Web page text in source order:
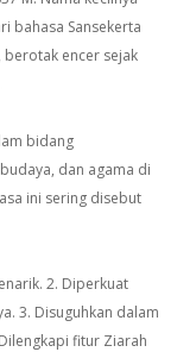
bahasa Sansekerta
berotak encer sejak
bidang
dan agama di
ini sering disebut
2. Diperkuat
3. Disuguhkan dalam
fitur Ziarah